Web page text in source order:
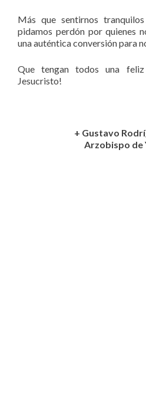
Más que sentirnos tranquilos
pidamos perdón por quienes
una auténtica conversión para
Que tengan todos una feliz
Jesucristo!
+ Gustavo
Arzobispo de